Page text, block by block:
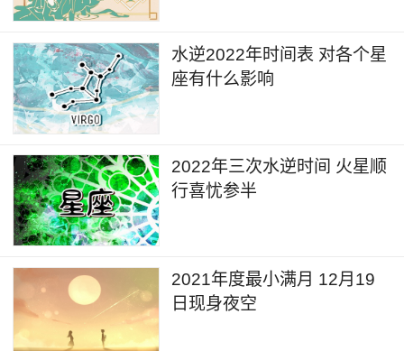
水逆2022年时间表 对各个星
座有什么影响
2022年三次水逆时间 火星顺
行喜忧参半
2021年度最小满月 12月19
日现身夜空